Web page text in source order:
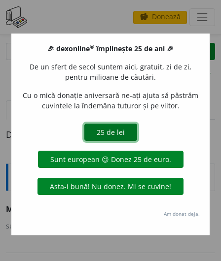
savings Donează
clear
opțiuni
definiții (1)
Definiția cu ID-ul 1252949:
Tezaur
M
sursa:
🎉 dexonline® împlinește 25 de ani 🎉
De un sfert de secol suntem aici, gratuit, zi de zi,
pentru milioane de căutări.
Cu o mică donație aniversară ne-ați ajuta să păstrăm
cuvintele la îndemâna tuturor și pe viitor.
Am donat deja.